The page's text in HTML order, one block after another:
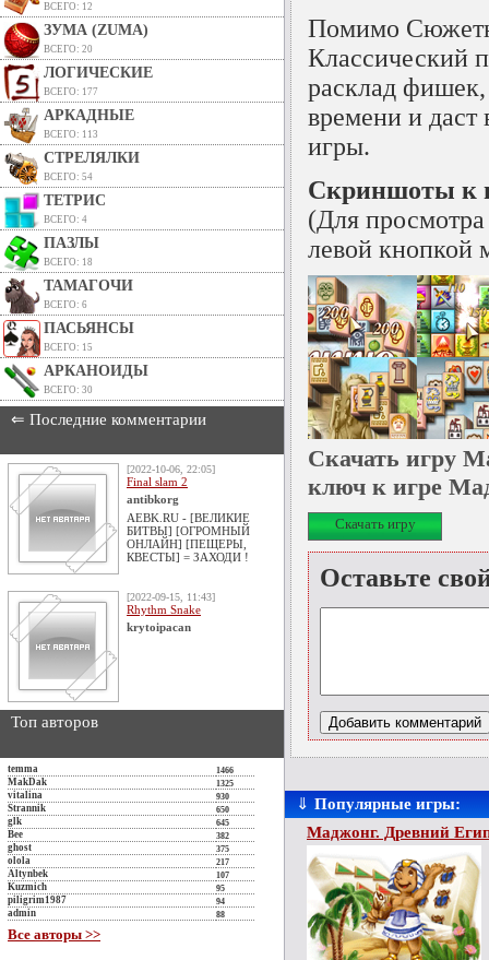
ВСЕГО: 12
ЗУМА (ZUMA)
ВСЕГО: 20
ЛОГИЧЕСКИЕ
ВСЕГО: 177
АРКАДНЫЕ
ВСЕГО: 113
СТРЕЛЯЛКИ
ВСЕГО: 54
ТЕТРИС
ВСЕГО: 4
ПАЗЛЫ
ВСЕГО: 18
ТАМАГОЧИ
ВСЕГО: 6
ПАСЬЯНСЫ
ВСЕГО: 15
АРКАНОИДЫ
ВСЕГО: 30
⇐ Последние комментарии
[2022-10-06, 22:05]
Final slam 2
antibkorg
AEBK.RU - [ВЕЛИКИЕ
БИТВЫ] [ОГРОМНЫЙ
ОНЛАЙН] [ПЕЩЕРЫ,
КВЕСТЫ] = ЗАХОДИ !
[2022-09-15, 11:43]
Rhythm Snake
krytoipacan
Топ авторов
temma 1466
MakDak 1325
vitalina 930
Strannik 650
glk 645
Bee 382
ghost 375
olola 217
Altynbek 107
Kuzmich 95
piligrim1987 94
admin 88
Все авторы >>
Помимо
Классический
расклад
времени и даст
игры.
Скриншоты к
(Для
левой кнопкой
Скачать игру
ключ к игре
Скачать игру
Оставьте
⇓ Популярные игры:
Маджонг. Древний